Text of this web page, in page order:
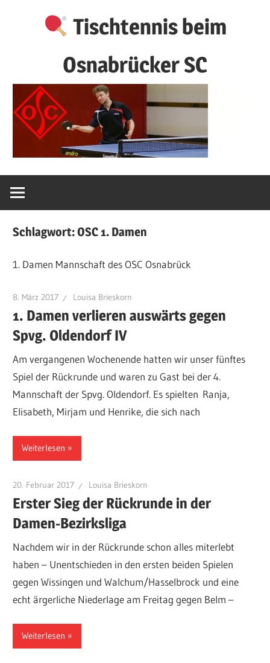
Tischtennis beim
Osnabrücker SC
Schlagwort:OSC 1. Damen
1. Damen Mannschaft des OSC Osnabrück
8. März 2017 Louisa Brieskorn
1. Damen verlieren auswärts gegen
Spvg. Oldendorf IV
Am vergangenen Wochenende hatten wir unser fünftes
Spiel der Rückrunde und waren zu Gast bei der 4.
Mannschaft der Spvg. Oldendorf. Es spielten Ranja,
Elisabeth, Mirjam und Henrike, die sich nach
Weiterlesen
20. Februar 2017 Louisa Brieskorn
Erster Sieg der Rückrunde in der
Damen-Bezirksliga
Nachdem wir in der Rückrunde schon alles miterlebt
haben – Unentschieden in den ersten beiden Spielen
gegen Wissingen und Walchum/Hasselbrock und eine
echt ärgerliche Niederlage am Freitag gegen Belm –
Weiterlesen